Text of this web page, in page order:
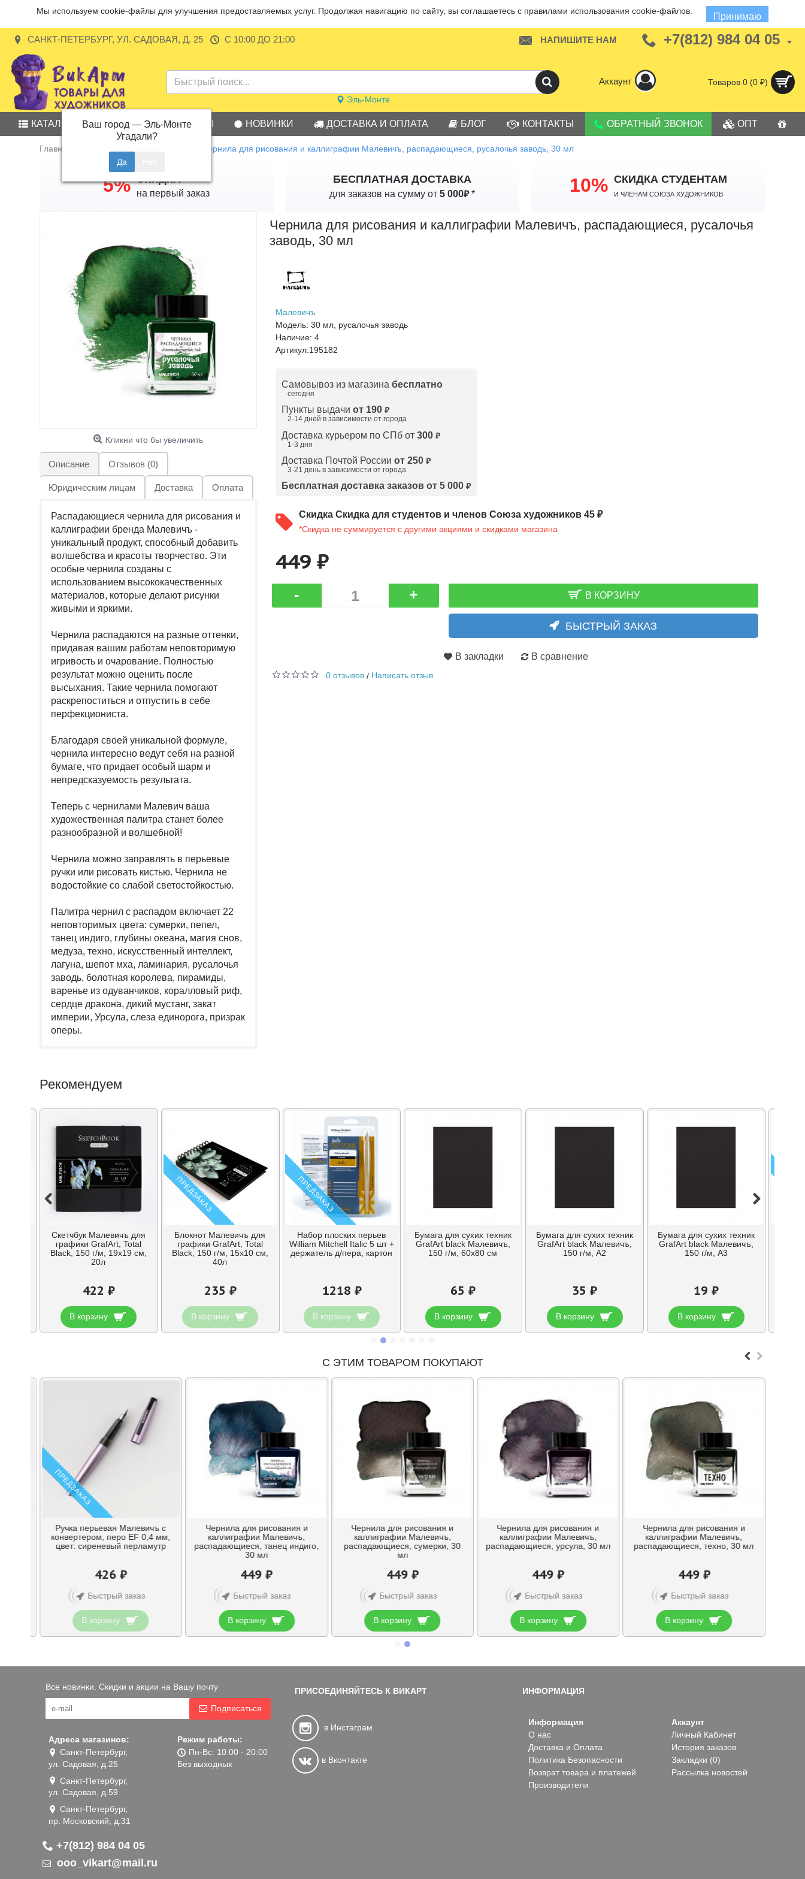
Мы используем cookie-файлы для улучшения предоставляемых услуг. Продолжая навигацию по сайту, вы соглашаетесь с правилами использования cookie-файлов.
Принимаю
САНКТ-ПЕТЕРБУРГ, УЛ. САДОВАЯ, Д. 25 С 10:00 ДО 21:00 НАПИШИТЕ НАМ +7(812) 984 04 05
Эль-Монте
Ваш город — Эль-Монте
Угадали?
Аккаунт Товаров 0 (0 ₽)
КАТАЛОГ АКЦИИ БРЕНДЫ НОВИНКИ ДОСТАВКА И ОПЛАТА БЛОГ КОНТАКТЫ ОБРАТНЫЙ ЗВОНОК ОПТ
Главная Чернила для рисования и каллиграфии Малевичъ, распадающиеся, русалочья заводь, 30 мл
5% СКИДКА
на первый заказ
БЕСПЛАТНАЯ ДОСТАВКА
для заказов на сумму от5 000₽* 10% СКИДКА СТУДЕНТАМ
И членам Союза Художников
Кликни что бы увеличить
Описание Отзывов (0)
Юридическим лицам Доставка Оплата
Распадающиеся чернила для рисования и
каллиграфии бренда Малевичъ -
уникальный продукт, способный добавить
волшебства и красоты творчество. Эти
особые чернила созданы с
использованием высококачественных
материалов, которые делают рисунки
живыми и яркими.
Чернила распадаются на разные оттенки,
придавая вашим работам неповторимую
игривость и очарование. Полностью
результат можно оценить после
высыхания. Такие чернила помогают
раскрепоститься и отпустить в себе
перфекциониста.
Благодаря своей уникальной формуле,
чернила интересно ведут себя на разной
бумаге, что придает особый шарм и
непредсказуемость результата.
Теперь с чернилами Малевич ваша
художественная палитра станет более
разнообразной и волшебной!
Чернила можно заправлять в перьевые
ручки или рисовать кистью. Чернила не
водостойкие со слабой светостойкостью.
Палитра чернил с распадом включает 22
неповторимых цвета: сумерки, пепел,
танец индиго, глубины океана, магия снов,
медуза, техно, искусственный интеллект,
лагуна, шепот мха, ламинария, русалочья
заводь, болотная королева, пирамиды,
варенье из одуванчиков, коралловый риф,
сердце дракона, дикий мустанг, закат
империи, Урсула, слеза единорога, призрак
оперы.
Чернила для рисования и каллиграфии Малевичъ, распадающиеся, русалочья
заводь, 30 мл
Малевичъ
Модель: 30 мл, русалочья заводь
Наличие: 4
Артикул:195182
Самовывоз из магазина бесплатно
сегодня
Пункты выдачи от 190 ₽
2-14 дней в зависимости от города
Доставка курьером по СПб от 300 ₽
1-3 дня
Доставка Почтой России от 250 ₽
3-21 день в зависимости от города
Бесплатная доставка заказов от 5 000₽
Скидка Скидка для студентов и членов Союза художников 45 ₽
*Скидка не суммируется с другими акциями и скидками магазина
449 ₽
- + В КОРЗИНУ
БЫСТРЫЙ ЗАКАЗ
В закладки В сравнение
0 отзывов/ Написать отзыв
Рекомендуем
Скетчбук Малевичъ для
графики GrafArt, Total
Black, 150 г/м, 19x19 см,
20л
422 ₽
В корзину
ПРЕДЗАКАЗ
Блокнот Малевичъ для
графики GrafArt, Total
Black, 150 г/м, 15х10 см,
40л
235 ₽
В корзину
ПРЕДЗАКАЗ
Набор плоских перьев
William Mitchell Italic 5 шт +
держатель д/пера, картон
1218 ₽
В корзину
Бумага для сухих техник
GrafArt black Малевичъ,
150 г/м, 60х80 см
65 ₽
В корзину
Бумага для сухих техник
GrafArt black Малевичъ,
150 г/м, А2
35 ₽
В корзину
Бумага для сухих техник
GrafArt black Малевичъ,
150 г/м, А3
19 ₽
В корзину
С ЭТИМ ТОВАРОМ ПОКУПАЮТ
ПРЕДЗАКАЗ
Ручка перьевая Малевичъ с
конвертером, перо EF 0,4 мм,
цвет: сиреневый перламутр
426 ₽
Быстрый заказ
В корзину
Чернила для рисования и
каллиграфии Малевичъ,
распадающиеся, танец индиго,
30 мл
449 ₽
Быстрый заказ
В корзину
Чернила для рисования и
каллиграфии Малевичъ,
распадающиеся, сумерки, 30
мл
449 ₽
Быстрый заказ
В корзину
Чернила для рисования и
каллиграфии Малевичъ,
распадающиеся, урсула, 30 мл
449 ₽
Быстрый заказ
В корзину
Чернила для рисования и
каллиграфии Малевичъ,
распадающиеся, техно, 30 мл
449 ₽
Быстрый заказ
В корзину
Все новинки. Скидки и акции на Вашу почту
Подписаться
Адреса магазинов:
Санкт-Петербург,
ул. Садовая, д.25
Санкт-Петербург,
ул. Садовая, д.59
Санкт-Петербург,
пр. Московский, д.31
Режим работы:
Пн-Вс: 10:00 - 20:00
Без выходных
+7(812) 984 04 05
ooo_vikart@mail.ru
ПРИСОЕДИНЯЙТЕСЬ К ВИКАРТ
в Инстаграм
в Вконтакте
ИНФОРМАЦИЯ
Информация
О нас
Доставка и Оплата
Политика Безопасности
Возврат товара и платежей
Производители
Аккаунт
Личный Кабинет
История заказов
Закладки (0)
Рассылка новостей